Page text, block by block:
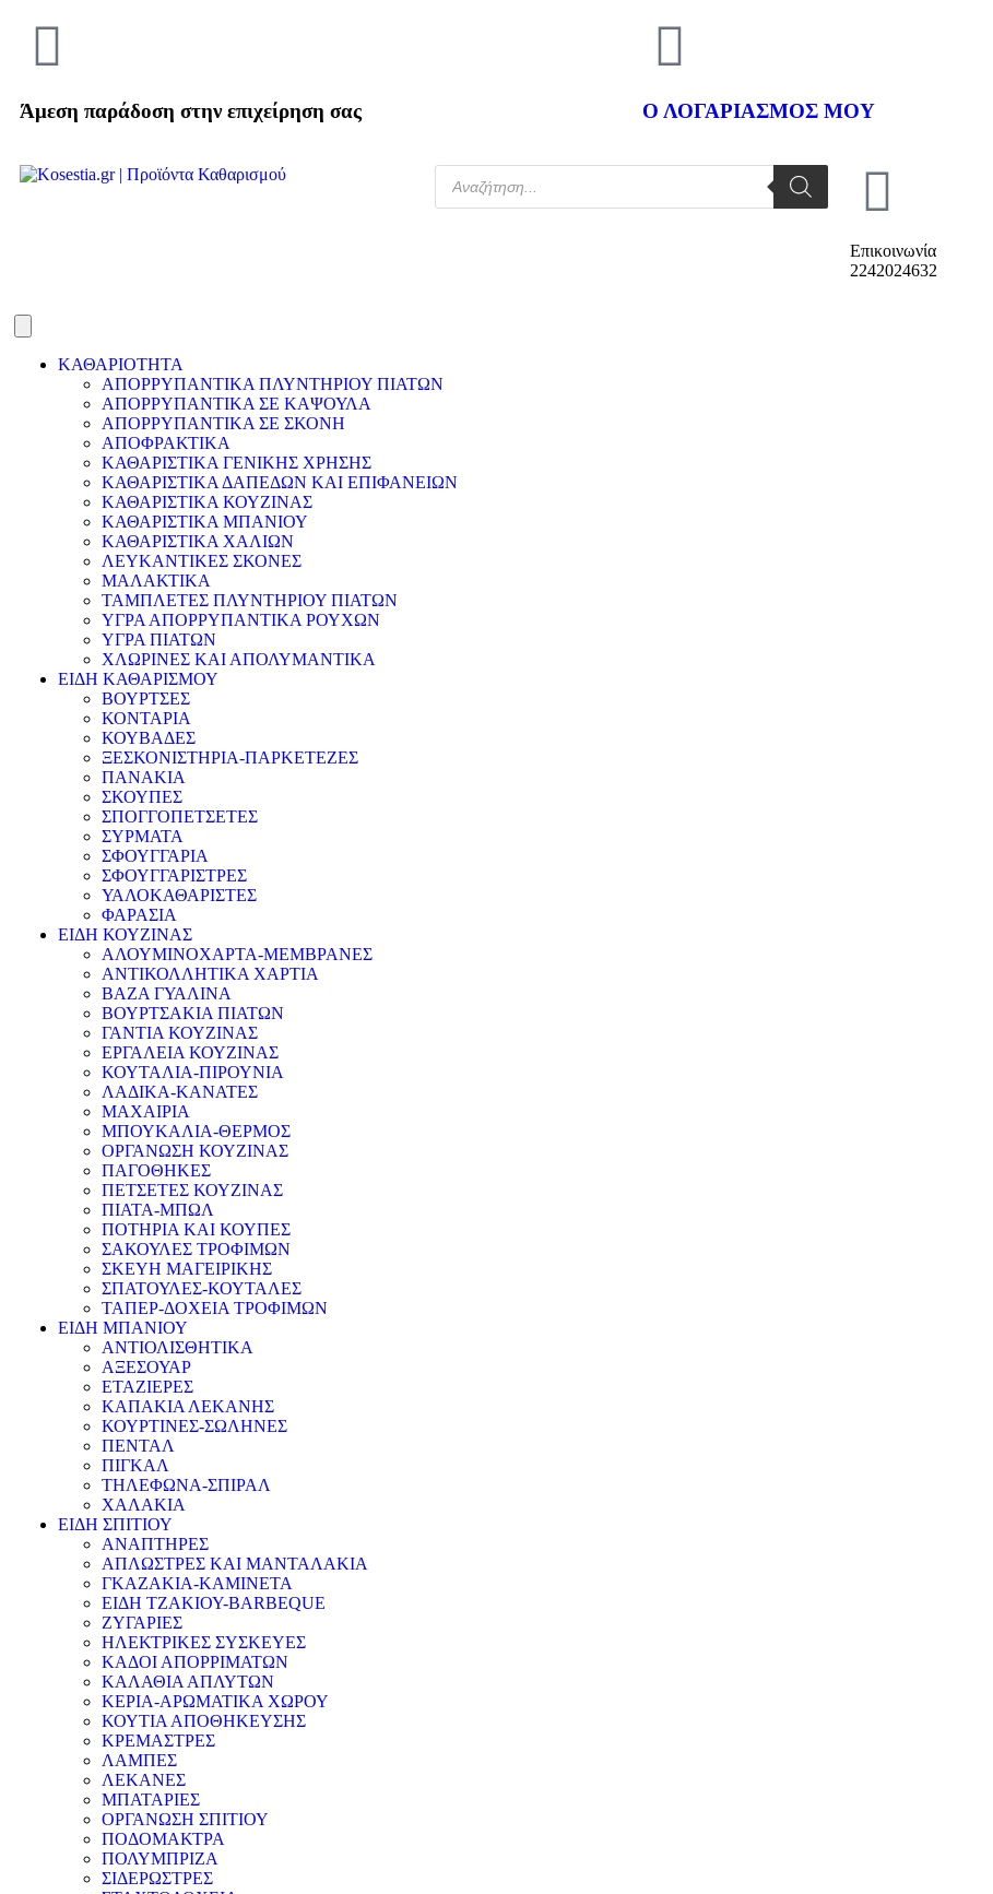
Άμεση παράδοση στην επιχείρηση σας Ο ΛΟΓΑΡΙΑΣΜΟΣ ΜΟΥ
Επικοινωνία
2242024632
ΚΑΘΑΡΙΟΤΗΤΑ
ΑΠΟΡΡΥΠΑΝΤΙΚΑ ΠΛΥΝΤΗΡΙΟΥ ΠΙΑΤΩΝ
ΑΠΟΡΡΥΠΑΝΤΙΚΑ ΣΕ ΚΑΨΟΥΛΑ
ΑΠΟΡΡΥΠΑΝΤΙΚΑ ΣΕ ΣΚΟΝΗ
ΑΠΟΦΡΑΚΤΙΚΑ
ΚΑΘΑΡΙΣΤΙΚΑ ΓΕΝΙΚΗΣ ΧΡΗΣΗΣ
ΚΑΘΑΡΙΣΤΙΚΑ ΔΑΠΕΔΩΝ ΚΑΙ ΕΠΙΦΑΝΕΙΩΝ
ΚΑΘΑΡΙΣΤΙΚΑ ΚΟΥΖΙΝΑΣ
ΚΑΘΑΡΙΣΤΙΚΑ ΜΠΑΝΙΟΥ
ΚΑΘΑΡΙΣΤΙΚΑ ΧΑΛΙΩΝ
ΛΕΥΚΑΝΤΙΚΕΣ ΣΚΟΝΕΣ
ΜΑΛΑΚΤΙΚΑ
ΤΑΜΠΛΕΤΕΣ ΠΛΥΝΤΗΡΙΟΥ ΠΙΑΤΩΝ
ΥΓΡΑ ΑΠΟΡΡΥΠΑΝΤΙΚΑ ΡΟΥΧΩΝ
ΥΓΡΑ ΠΙΑΤΩΝ
ΧΛΩΡΙΝΕΣ ΚΑΙ ΑΠΟΛΥΜΑΝΤΙΚΑ
ΕΙΔΗ ΚΑΘΑΡΙΣΜΟΥ
ΒΟΥΡΤΣΕΣ
ΚΟΝΤΑΡΙΑ
ΚΟΥΒΑΔΕΣ
ΞΕΣΚΟΝΙΣΤΗΡΙΑ-ΠΑΡΚΕΤΕΖΕΣ
ΠΑΝΑΚΙΑ
ΣΚΟΥΠΕΣ
ΣΠΟΓΓΟΠΕΤΣΕΤΕΣ
ΣΥΡΜΑΤΑ
ΣΦΟΥΓΓΑΡΙΑ
ΣΦΟΥΓΓΑΡΙΣΤΡΕΣ
ΥΑΛΟΚΑΘΑΡΙΣΤΕΣ
ΦΑΡΑΣΙΑ
ΕΙΔΗ ΚΟΥΖΙΝΑΣ
ΑΛΟΥΜΙΝΟΧΑΡΤΑ-ΜΕΜΒΡΑΝΕΣ
ΑΝΤΙΚΟΛΛΗΤΙΚΑ ΧΑΡΤΙΑ
ΒΑΖΑ ΓΥΑΛΙΝΑ
ΒΟΥΡΤΣΑΚΙΑ ΠΙΑΤΩΝ
ΓΑΝΤΙΑ ΚΟΥΖΙΝΑΣ
ΕΡΓΑΛΕΙΑ ΚΟΥΖΙΝΑΣ
ΚΟΥΤΑΛΙΑ-ΠΙΡΟΥΝΙΑ
ΛΑΔΙΚΑ-ΚΑΝΑΤΕΣ
ΜΑΧΑΙΡΙΑ
ΜΠΟΥΚΑΛΙΑ-ΘΕΡΜΟΣ
ΟΡΓΑΝΩΣΗ ΚΟΥΖΙΝΑΣ
ΠΑΓΟΘΗΚΕΣ
ΠΕΤΣΕΤΕΣ ΚΟΥΖΙΝΑΣ
ΠΙΑΤΑ-ΜΠΩΛ
ΠΟΤΗΡΙΑ ΚΑΙ ΚΟΥΠΕΣ
ΣΑΚΟΥΛΕΣ ΤΡΟΦΙΜΩΝ
ΣΚΕΥΗ ΜΑΓΕΙΡΙΚΗΣ
ΣΠΑΤΟΥΛΕΣ-ΚΟΥΤΑΛΕΣ
ΤΑΠΕΡ-ΔΟΧΕΙΑ ΤΡΟΦΙΜΩΝ
ΕΙΔΗ ΜΠΑΝΙΟΥ
ΑΝΤΙΟΛΙΣΘΗΤΙΚΑ
ΑΞΕΣΟΥΑΡ
ΕΤΑΖΙΕΡΕΣ
ΚΑΠΑΚΙΑ ΛΕΚΑΝΗΣ
ΚΟΥΡΤΙΝΕΣ-ΣΩΛΗΝΕΣ
ΠΕΝΤΑΛ
ΠΙΓΚΑΛ
ΤΗΛΕΦΩΝΑ-ΣΠΙΡΑΛ
ΧΑΛΑΚΙΑ
ΕΙΔΗ ΣΠΙΤΙΟΥ
ΑΝΑΠΤΗΡΕΣ
ΑΠΛΩΣΤΡΕΣ ΚΑΙ ΜΑΝΤΑΛΑΚΙΑ
ΓΚΑΖΑΚΙΑ-ΚΑΜΙΝΕΤΑ
ΕΙΔΗ ΤΖΑΚΙΟΥ-BARBEQUE
ΖΥΓΑΡΙΕΣ
ΗΛΕΚΤΡΙΚΕΣ ΣΥΣΚΕΥΕΣ
ΚΑΔΟΙ ΑΠΟΡΡΙΜΑΤΩΝ
ΚΑΛΑΘΙΑ ΑΠΛΥΤΩΝ
ΚΕΡΙΑ-ΑΡΩΜΑΤΙΚΑ ΧΩΡΟΥ
ΚΟΥΤΙΑ ΑΠΟΘΗΚΕΥΣΗΣ
ΚΡΕΜΑΣΤΡΕΣ
ΛΑΜΠΕΣ
ΛΕΚΑΝΕΣ
ΜΠΑΤΑΡΙΕΣ
ΟΡΓΑΝΩΣΗ ΣΠΙΤΙΟΥ
ΠΟΔΟΜΑΚΤΡΑ
ΠΟΛΥΜΠΡΙΖΑ
ΣΙΔΕΡΩΣΤΡΕΣ